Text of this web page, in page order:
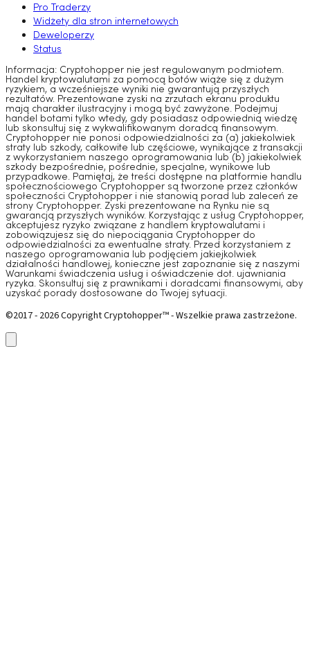
Pro Traderzy
Widżety dla stron internetowych
Deweloperzy
Status
Informacja: Cryptohopper nie jest regulowanym podmiotem.
Handel kryptowalutami za pomocą botów wiąże się z dużym
ryzykiem, a wcześniejsze wyniki nie gwarantują przyszłych
rezultatów. Prezentowane zyski na zrzutach ekranu produktu
mają charakter ilustracyjny i mogą być zawyżone. Podejmuj
handel botami tylko wtedy, gdy posiadasz odpowiednią wiedzę
lub skonsultuj się z wykwalifikowanym doradcą finansowym.
Cryptohopper nie ponosi odpowiedzialności za (a) jakiekolwiek
straty lub szkody, całkowite lub częściowe, wynikające z transakcji
z wykorzystaniem naszego oprogramowania lub (b) jakiekolwiek
szkody bezpośrednie, pośrednie, specjalne, wynikowe lub
przypadkowe. Pamiętaj, że treści dostępne na platformie handlu
społecznościowego Cryptohopper są tworzone przez członków
społeczności Cryptohopper i nie stanowią porad lub zaleceń ze
strony Cryptohopper. Zyski prezentowane na Rynku nie są
gwarancją przyszłych wyników. Korzystając z usług Cryptohopper,
akceptujesz ryzyko związane z handlem kryptowalutami i
zobowiązujesz się do niepociągania Cryptohopper do
odpowiedzialności za ewentualne straty. Przed korzystaniem z
naszego oprogramowania lub podjęciem jakiejkolwiek
działalności handlowej, konieczne jest zapoznanie się z naszymi
Warunkami świadczenia usług i oświadczenie dot. ujawniania
ryzyka. Skonsultuj się z prawnikami i doradcami finansowymi, aby
uzyskać porady dostosowane do Twojej sytuacji.
©2017 - 2026 Copyright Cryptohopper™ - Wszelkie prawa zastrzeżone.